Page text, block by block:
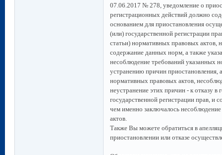
07.06.2017 № 278, уведомление о
регистрационных действий должно
основанием для приостановления
(или) государственной регистрации
статьи) нормативных правовых актов,
содержание данных норм, а также
несоблюдение требований указанных
устранению причин приостановления,
нормативных правовых актов,
неустранение этих причин - к отказу в
государственной регистрации прав, и
чем именно заключалось
актов.
Также Вы можете обратиться в
приостановлении или отказе